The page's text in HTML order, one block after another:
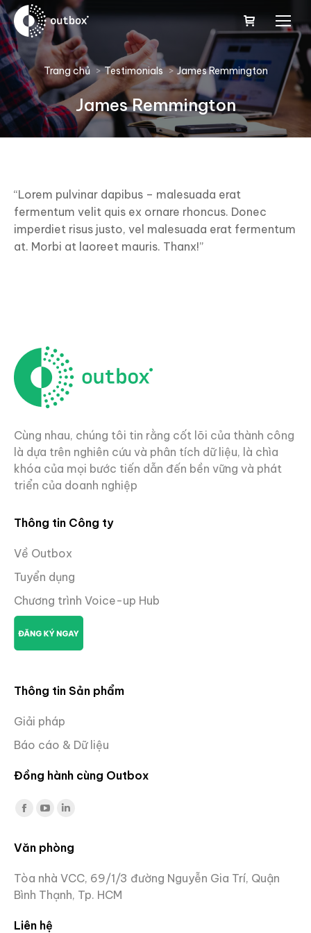
You are here:
Trang chủ Testimonials James Remmington
James Remmington
“Lorem pulvinar dapibus – malesuada erat
fermentum velit quis ex ornare rhoncus. Donec
imperdiet risus justo, vel malesuada erat fermentum
at. Morbi at laoreet mauris. Thanx!”
Cùng nhau, chúng tôi tin rằng cốt lõi của thành công
là dựa trên nghiên cứu và phân tích dữ liệu, là chìa
khóa của mọi bước tiến dẫn đến bền vững và phát
triển của doanh nghiệp
Thông tin Công ty
Về Outbox
Tuyển dụng
Chương trình Voice-up Hub
Thông tin Sản phẩm
Giải pháp
Báo cáo & Dữ liệu
Đồng hành cùng Outbox
Facebook
opens
in
new
window
YouTube
opens
in
new
window
Linkedin
opens
new
Văn phòng
Tòa nhà VCC, 69/1/3 đường Nguyễn Gia Trí, Quận
Bình Thạnh, Tp. HCM
Liên hệ